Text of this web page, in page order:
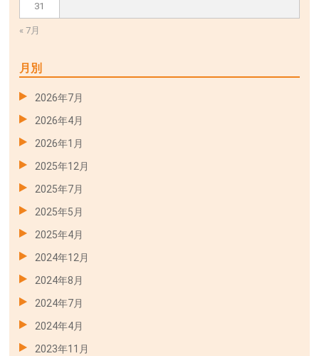
« 7月
31
月別
2026年7月
2026年4月
2026年1月
2025年12月
2025年7月
2025年5月
2025年4月
2024年12月
2024年8月
2024年7月
2024年4月
2023年11月